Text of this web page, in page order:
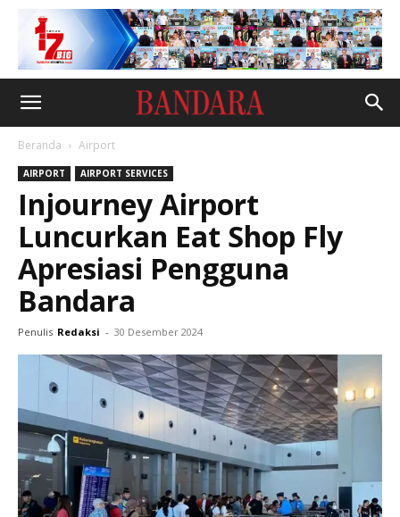
Beranda Airport
AIRPORT AIRPORT SERVICES
Injourney Airport
Luncurkan Eat Shop Fly
Apresiasi Pengguna
Bandara
Penulis Redaksi - 30 Desember 2024